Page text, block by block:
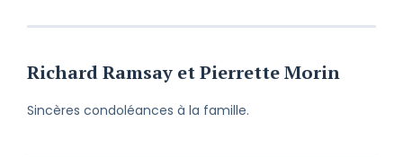
Richard Ramsay et Pierrette Morin
Sincères condoléances à la famille.